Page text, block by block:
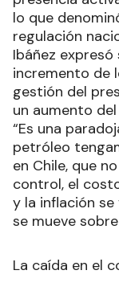
lo que
regulación
Ibáñez
incremento de
gestión del
un aumento del
“Es una
petróleo
en Chile, que
control, el
y la inflación
se mueve
La caída en el